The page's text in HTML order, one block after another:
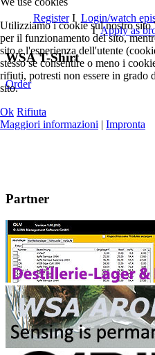
RegisterI Login/watch
IApply as
WSA T-Shirt
Order
Partner
Utilizziamo i cookie sul nostro sito
per il funzionamento del sito,
sito e l'esperienza dell'utente
stesso se consentire o meno i
rifiuti, potresti non essere in grado
sito.
Ok Rifiuta
Maggiori informazioni | Impronta